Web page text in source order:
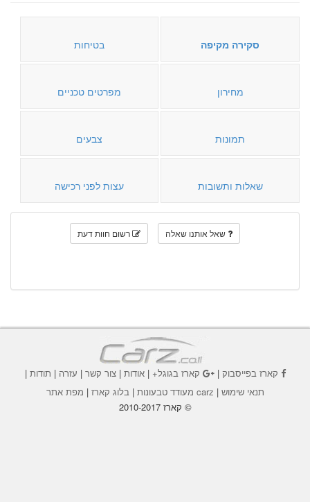
סקירה מקיפה בטיחות
מחירון מפרטים טכניים
תמונות צבעים
שאלות ותשובות עצות לפני רכישה
שאל אותנו שאלה רשום חוות דעת
קארז בפייסבוק| קארז בגוגל+|אודות |צור קשר | עזרה | תודות |
תנאי שימוש | carz מעודד טבעונות | בלוג קארז | מפת אתר
© קארז 2010-2017